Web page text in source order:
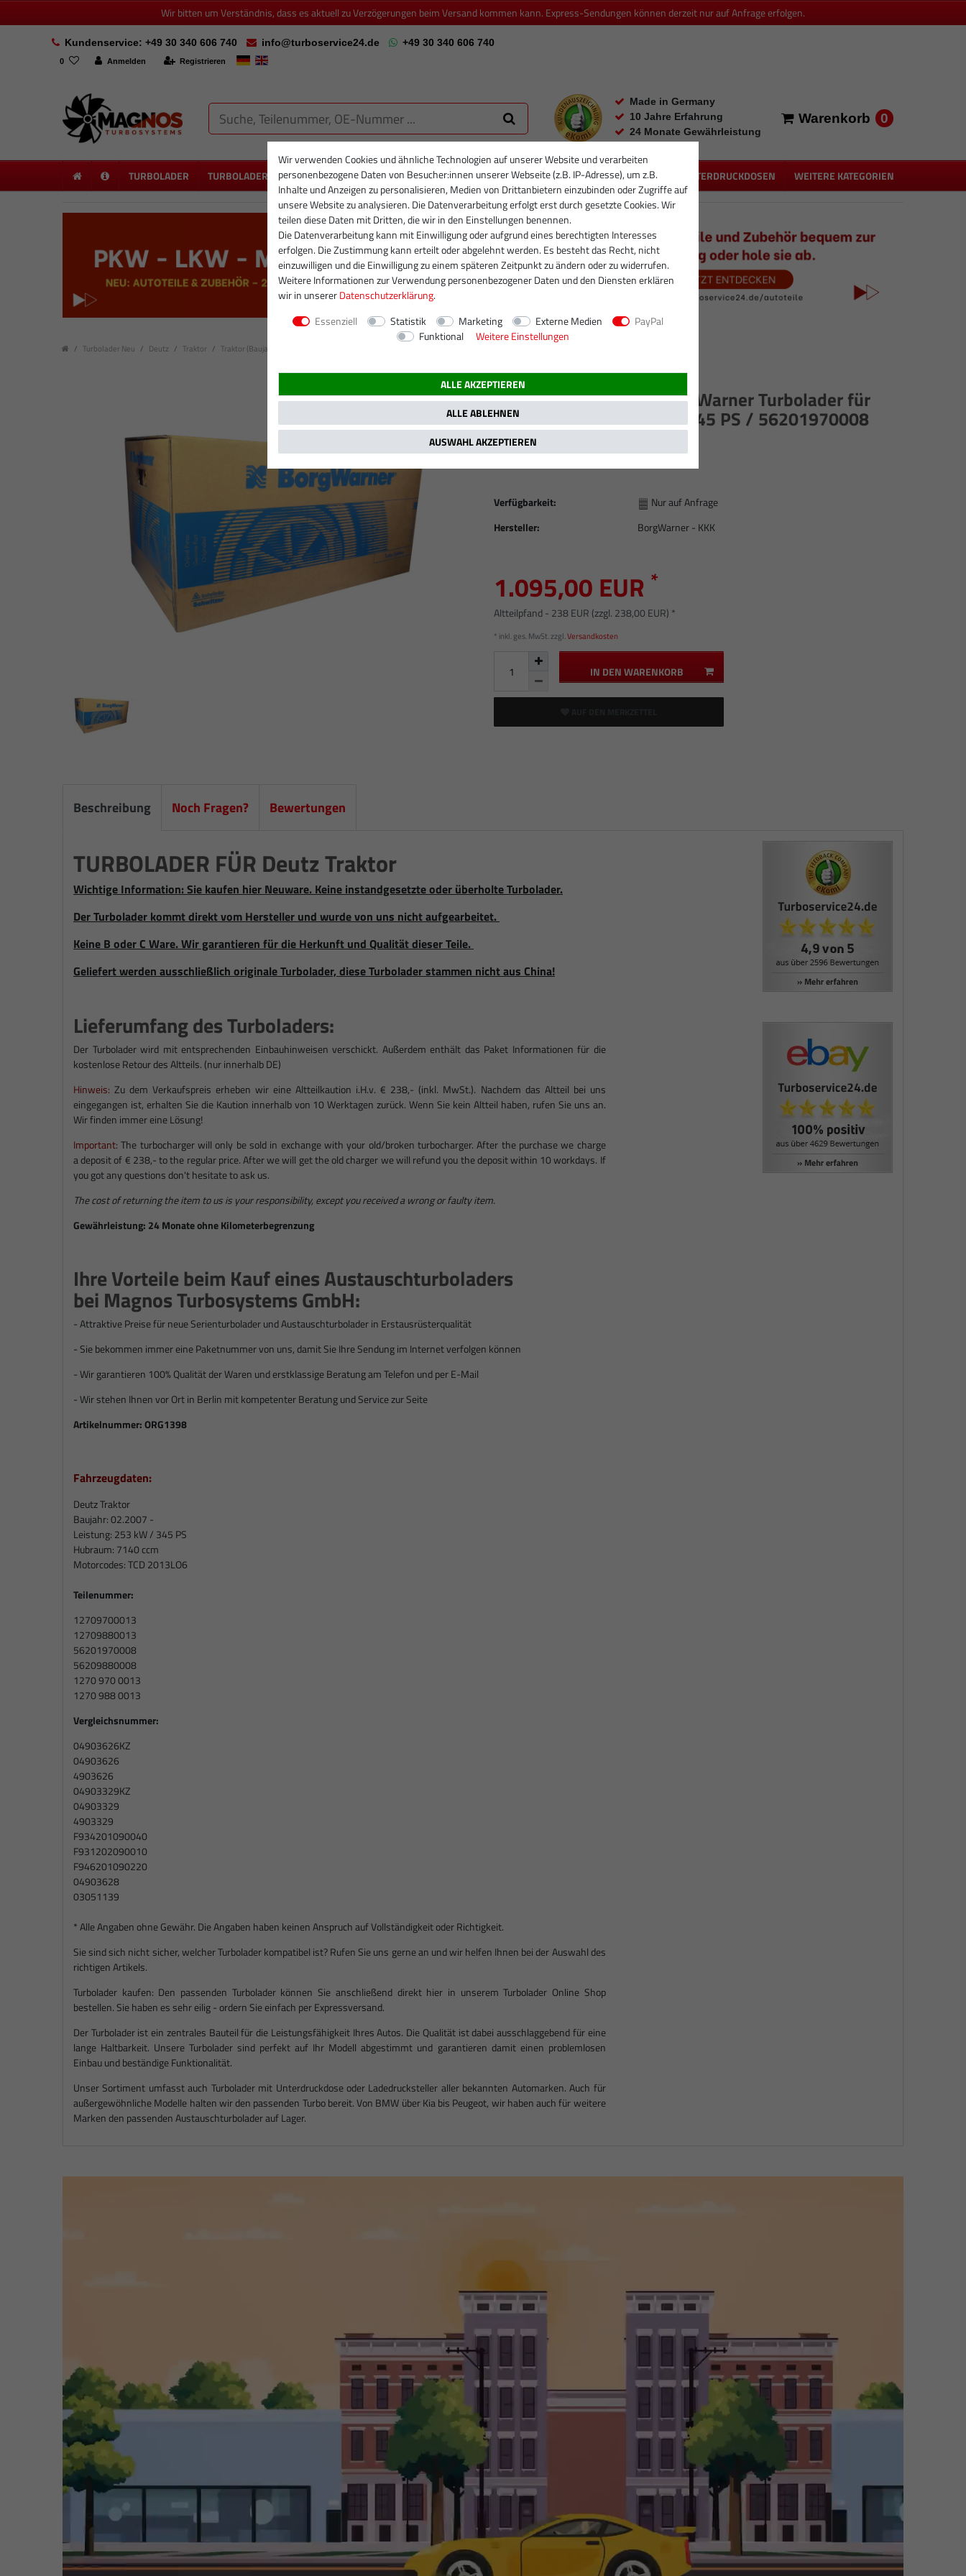
Wir bitten um Verständnis, dass es aktuell zu Verzögerungen beim Versand kommen kann. Express-Sendungen können derzeit nur auf Anfrage erfolgen.
Kundenservice: +49 30 340 606 740 info@turboservice24.de +49 30 340 606 740
0 Anmelden Registrieren
Made in Germany
10 Jahre Erfahrung
24 Monate Gewährleistung
Warenkorb 0
TURBOLADER TURBOLADER NEU PARTIKELFILTER PARTIKELFILTER NEU INJEKTOREN RUMPFGRUPPEN UNTERDRUCKDOSEN WEITERE KATEGORIEN
Turbolader Neu Deutz Traktor Traktor (Baujahr: 01.1990 - )
Neuer Original KKK / BorgWarner Turbolader für
Deutz Traktor / 253 kW, 345 PS / 56201970008
12709880013
Verfügbarkeit:
Hersteller:
Nur auf Anfrage
BorgWarner - KKK
1.095,00 EUR *
Altteilpfand - 238 EUR (zzgl. 238,00 EUR) *
* inkl. ges. MwSt. zzgl.Versandkosten
IN DEN WARENKORB
Beschreibung Noch Fragen? Bewertungen
TURBOLADER FÜR Deutz Traktor
Wichtige Information: Sie kaufen hier Neuware. Keine instandgesetzte oder überholte Turbolader.
Der Turbolader kommt direkt vom Hersteller und wurde von uns nicht aufgearbeitet.
Keine B oder C Ware. Wir garantieren für die Herkunft und Qualität dieser Teile.
Geliefert werden ausschließlich originale Turbolader, diese Turbolader stammen nicht aus China!
Lieferumfang des Turboladers:
Der Turbolader wird mit entsprechenden Einbauhinweisen verschickt. Außerdem enthält das Paket Informationen für die
kostenlose Retour des Altteils. (nur innerhalb DE)
Hinweis: Zu dem Verkaufspreis erheben wir eine Altteilkaution i.H.v. € 238,- (inkl. MwSt.). Nachdem das Altteil bei uns
eingegangen ist, erhalten Sie die Kaution innerhalb von 10 Werktagen zurück. Wenn Sie kein Altteil haben, rufen Sie uns an.
Wir finden immer eine Lösung!
Important: The turbocharger will only be sold in exchange with your old/broken turbocharger. After the purchase we charge
a deposit of € 238,- to the regular price. After we will get the old charger we will refund you the deposit within 10 workdays. If
you got any questions don't hesitate to ask us.
The cost of returning the item to us is your responsibility, except you received a wrong or faulty item.
Gewährleistung: 24 Monate ohne Kilometerbegrenzung
Ihre Vorteile beim Kauf eines Austauschturboladers
bei Magnos Turbosystems GmbH:
- Attraktive Preise für neue Serienturbolader und Austauschturbolader in Erstausrüsterqualität
- Sie bekommen immer eine Paketnummer von uns, damit Sie Ihre Sendung im Internet verfolgen können
- Wir garantieren 100% Qualität der Waren und erstklassige Beratung am Telefon und per E-Mail
- Wir stehen Ihnen vor Ort in Berlin mit kompetenter Beratung und Service zur Seite
Artikelnummer:ORG1398
Fahrzeugdaten:
Deutz Traktor
Baujahr: 02.2007 -
Leistung: 253 kW / 345 PS
Hubraum: 7140 ccm
Motorcodes: TCD 2013LO6
Teilenummer:
12709700013
12709880013
56201970008
56209880008
1270 970 0013
1270 988 0013
Vergleichsnummer:
04903626KZ
04903626
4903626
04903329KZ
04903329
4903329
F934201090040
F931202090010
F946201090220
04903628
03051139
* Alle Angaben ohne Gewähr. Die Angaben haben keinen Anspruch auf Vollständigkeit oder Richtigkeit.
Sie sind sich nicht sicher, welcher Turbolader kompatibel ist? Rufen Sie uns gerne an und wir helfen Ihnen bei der Auswahl des
richtigen Artikels.
Turbolader kaufen: Den passenden Turbolader können Sie anschließend direkt hier in unserem Turbolader Online Shop
bestellen. Sie haben es sehr eilig - ordern Sie einfach per Expressversand.
Der Turbolader ist ein zentrales Bauteil für die Leistungsfähigkeit Ihres Autos. Die Qualität ist dabei ausschlaggebend für eine
lange Haltbarkeit. Unsere Turbolader sind perfekt auf Ihr Modell abgestimmt und garantieren damit einen problemlosen
Einbau und beständige Funktionalität.
Unser Sortiment umfasst auch Turbolader mit Unterdruckdose oder Ladedrucksteller aller bekannten Automarken. Auch für
außergewöhnliche Modelle halten wir den passenden Turbo bereit. Von BMW über Kia bis Peugeot, wir haben auch für weitere
Marken den passenden Austauschturbolader auf Lager.
Wir verwenden Cookies und ähnliche Technologien auf unserer Website und verarbeiten
personenbezogene Daten von Besucher:innen unserer Webseite (z.B. IP-Adresse), um z.B.
Inhalte und Anzeigen zu personalisieren, Medien von Drittanbietern einzubinden oder Zugriffe auf
unsere Website zu analysieren. Die Datenverarbeitung erfolgt erst durch gesetzte Cookies. Wir
teilen diese Daten mit Dritten, die wir in den Einstellungen benennen.
Die Datenverarbeitung kann mit Einwilligung oder aufgrund eines berechtigten Interesses
erfolgen. Die Zustimmung kann erteilt oder abgelehnt werden. Es besteht das Recht, nicht
einzuwilligen und die Einwilligung zu einem späteren Zeitpunkt zu ändern oder zu widerrufen.
Weitere Informationen zur Verwendung personenbezogener Daten und den Diensten erklären
wir in unsererDaten­schutz­erklärung.
Essenziell
Statistik Marketing Externe Medien
PayPal
Funktional
Weitere Einstellungen
ALLE AKZEPTIEREN
ALLE ABLEHNEN
AUSWAHL AKZEPTIEREN